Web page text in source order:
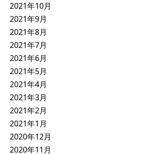
2021年10月
2021年9月
2021年8月
2021年7月
2021年6月
2021年5月
2021年4月
2021年3月
2021年2月
2021年1月
2020年12月
2020年11月